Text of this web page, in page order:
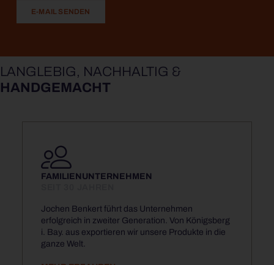
E-MAIL SENDEN
LANGLEBIG, NACHHALTIG &
HANDGEMACHT
FAMILIEN­UNTERNEHMEN
Jochen Benkert führt das Unternehmen
erfolgreich in zweiter Generation. Von Königsberg
i. Bay. aus exportieren wir unsere Produkte in die
ganze Welt.